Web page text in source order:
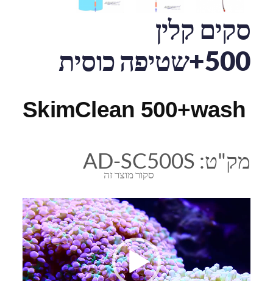
סקים קלין
500+שטיפה כוסית
SkimClean 500+wash
סקור מוצר זה
מק"ט: AD-SC500S
וידאו